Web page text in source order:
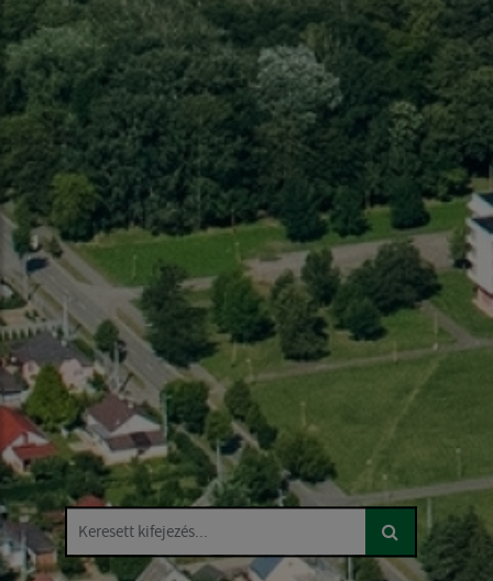
Keresett kifejezés...